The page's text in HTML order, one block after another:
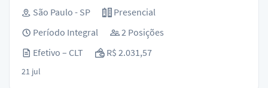
São Paulo - SP
Presencial
Período Integral
2 Posições
Efetivo – CLT
R$ 2.031,57
21 jul